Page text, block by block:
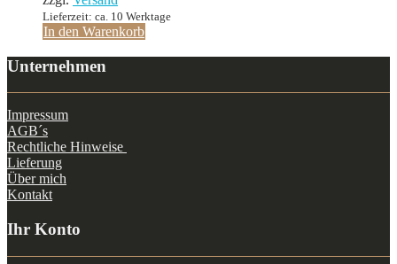
Lieferzeit: ca. 10 Werktage
In den Warenkorb
Unternehmen
Impressum
AGB´s
Rechtliche Hinweise
Lieferung
Über mich
Kontakt
Ihr Konto